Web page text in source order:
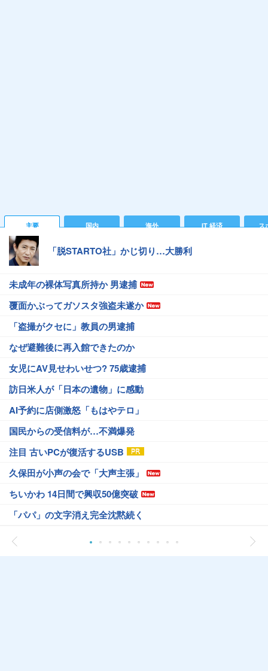
主要 国内 海外 IT 経済 ス
「脱STARTO社」かじ切り…大勝利
未成年の裸体写真所持か 男逮捕
覆面かぶってガソスタ強盗未遂か
「盗撮がクセに」教員の男逮捕
なぜ避難後に再入館できたのか
女児にAV見せわいせつ? 75歳逮捕
訪日米人が「日本の遺物」に感動
AI予約に店側激怒「もはやテロ」
国民からの受信料が…不満爆発
注目 古いPCが復活するUSB
久保田が小声の会で「大声主張」
ちいかわ 14日間で興収50億突破
「パパ」の文字消え完全沈黙続く